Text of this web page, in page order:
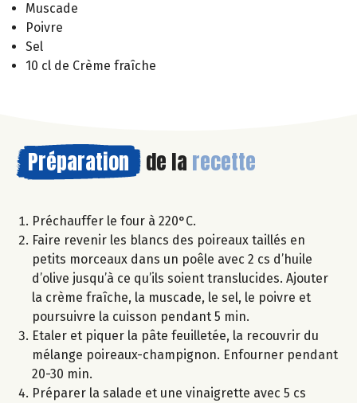
Muscade
Poivre
Sel
10 cl de Crème fraîche
Préparation de la recette
Préchauffer le four à 220°C.
Faire revenir les blancs des poireaux taillés en
petits morceaux dans un poêle avec 2 cs d’huile
d’olive jusqu’à ce qu’ils soient translucides. Ajouter
la crème fraîche, la muscade, le sel, le poivre et
poursuivre la cuisson pendant 5 min.
Etaler et piquer la pâte feuilletée, la recouvrir du
mélange poireaux-champignon. Enfourner pendant
20-30 min.
Préparer la salade et une vinaigrette avec 5 cs